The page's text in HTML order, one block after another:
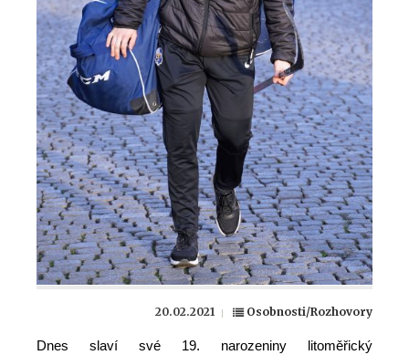
20.02.2021 Osobnosti/Rozhovory
Dnes slaví své 19. narozeniny litoměřický